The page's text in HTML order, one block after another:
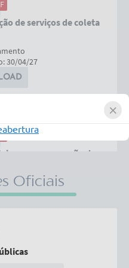
de serviços de coleta
30/04/27
para execução dos
08/09/26
Oficiais
×